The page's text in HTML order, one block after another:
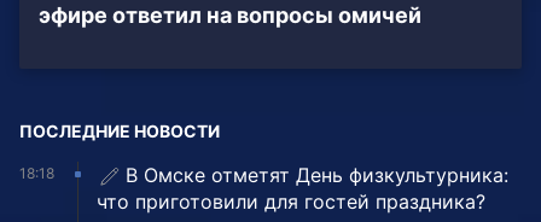
эфире ответил на вопросы омичей
ПОСЛЕДНИЕ НОВОСТИ
18:18
В Омске отметят День физкультурника:
что приготовили для гостей праздника?